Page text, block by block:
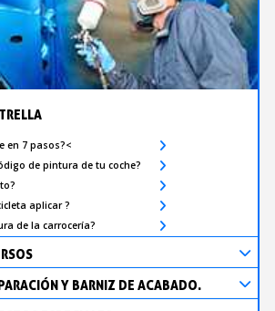
en 7 pasos?<
de pintura de tu coche?
aplicar ?
de la carrocería?
Y BARNIZ DE ACABADO.